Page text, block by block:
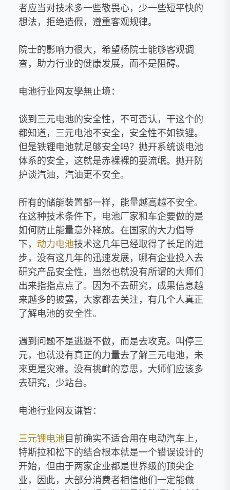
者应当对技术多一些敬畏心，少一些短平快的
想法，拒绝造假，遵重客观规律。
院士的影响力很大，希望杨院士能够客观调
查，助力行业的健康发展，而不是阻碍。
电池行业网友學無止境：
谈到三元电池的安全性，不可否认，干这个的
都知道，三元电池不安全，安全性不如铁锂。
但是铁锂电池就足够安全吗？抛开系统谈电池
体系的安全，这就是赤裸裸的耍流氓。抛开防
护谈汽油，汽油更不安全。
所有的储能装置都一样，能量越高越不安全。
在这种技术条件下，电池厂家和车企要做的是
如何防止能量意外释放。在国家的大力倡导
下， 动力电池技术这几年已经取得了长足的进
步，没有这几年的迅速发展，哪有企业投入去
研究产品安全性，当然也就没有所谓的大师们
出来指指点点了。因为不去研究，成果信息越
来越多的披露，大家都去关注，有几个人真正
了解电池的安全性。
遇到问题不是逃避不做，而是去攻克。叫停三
元，也就没有真正的力量去了解三元电池，未
来更是灾难。没有挑衅的意思，大师们应该多
去研究，少站台。
电池行业网友谦智：
三元锂电池目前确实不适合用在电动汽车上，
特斯拉和松下的结合根本就是一个错误设计的
开始，但由于两家企业都是世界级的顶尖企
业，因此，大部分消费者相信他们一定能做